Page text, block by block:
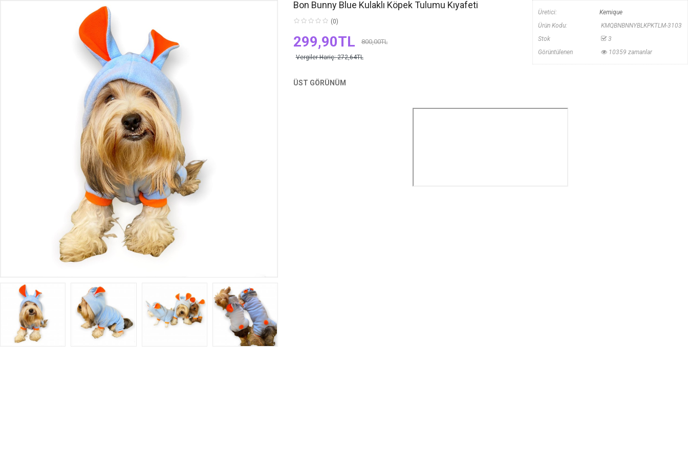
Bon Bunny Blue Kulaklı Köpek Tulumu Kıyafeti
(0)
299,90TL 800,00TL
Vergiler Hariç:272,64TL
Üretici:
Kemique
Ürün Kodu:
KMQBNBNNYBLKPKTLM-3103
Stok
3
Görüntülenen
10359 zamanlar
ÜST GÖRÜNÜM